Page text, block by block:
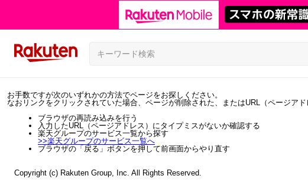
お手数ですが次のいずれかの方法でページをお探しください。
なおリンクをクリックされていた場合、ページが削除された、またはURL（ページアド
ブラウザの再読み込みを行う
入力したURL（ページアドレス）にタイプミスがないか確認する
楽天グループのサービス一覧から探す
>>楽天グループのサービス一覧へ
ブラウザの「戻る」ボタンを押して前画面からやり直す
Copyright (c) Rakuten Group, Inc. All Rights Reserved.